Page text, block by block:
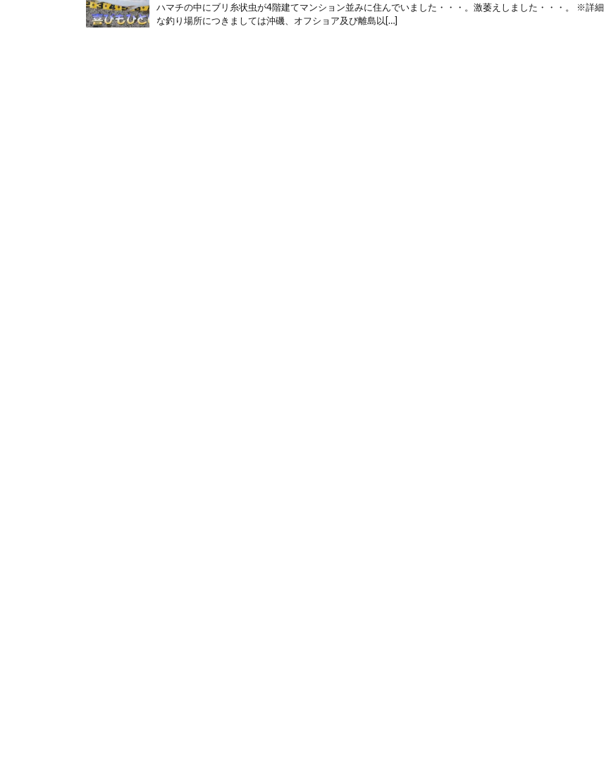
ハマチの中にブリ糸状虫が4階建てマンション並みに住んでいました・・・。激萎えしました・・・。 ※詳細
な釣り場所につきましては沖磯、オフショア及び離島以[…]